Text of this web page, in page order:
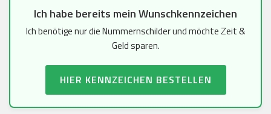
Ich habe bereits mein Wunschkennzeichen
Ich benötige nur die Nummernschilder und möchte Zeit &
Geld sparen.
HIER KENNZEICHEN BESTELLEN